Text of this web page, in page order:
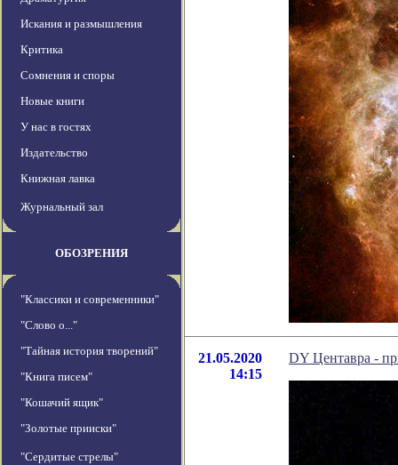
Искания и размышления
Критика
Сомнения и споры
Новые книги
У нас в гостях
Издательство
Книжная лавка
Журнальный зал
ОБОЗРЕНИЯ
"Классики и современники"
"Слово о..."
"Тайная история творений"
"Книга писем"
"Кошачий ящик"
"Золотые прииски"
"Сердитые стрелы"
21.05.2020
14:15
DY Центавра -